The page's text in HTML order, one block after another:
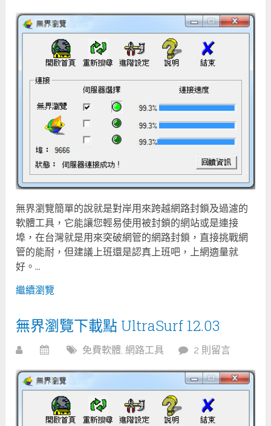
無界瀏覽簡單的說就是對岸用來跨越網路封鎖及過濾的
軟體工具，它能讓您輕易使用被封鎖的網站或是連接
埠，在台灣就是用來突破網管的網路封鎖，直接挑戰網
管的能耐，但建議上班還是認真上班吧，上網適量就
好。...
繼續瀏覽
無界瀏覽下載點 UltraSurf 12.03
免費軟體, 網路工具 2 則留言